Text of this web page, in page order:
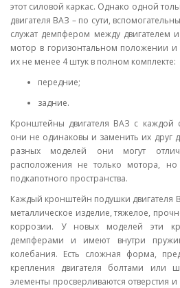
этот силовой каркас. Однако одной
двигателя ВАЗ – по сути,
служат демпфером между двигателем
мотор в горизонтальном положении
их не менее 4 штук в полном комплекте:
передние;
задние.
Кронштейны двигателя ВАЗ с каждой
они не одинаковы и заменить их друг
разных моделей они могут
расположения не только мотора, но
подкапотного
Каждый кронштейн подушки двигателя
металлическое изделие, тяжелое,
коррозии. У новых моделей эти
демпферами и имеют внутри
колебания. Есть сложная форма,
крепления двигателя болтами или
элементы просверливаются отверстия